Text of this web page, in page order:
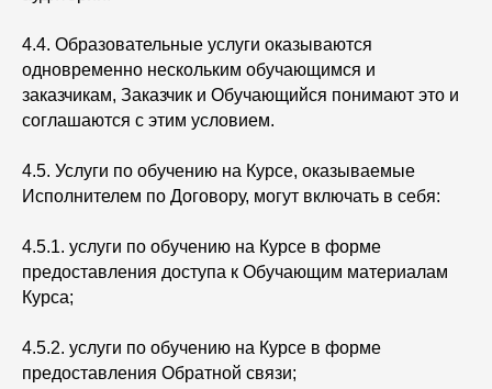
4.4. Образовательные услуги оказываются
одновременно нескольким обучающимся и
заказчикам, Заказчик и Обучающийся понимают это и
соглашаются с этим условием.
4.5. Услуги по обучению на Курсе, оказываемые
Исполнителем по Договору, могут включать в себя:
4.5.1. услуги по обучению на Курсе в форме
предоставления доступа к Обучающим материалам
Курса;
4.5.2. услуги по обучению на Курсе в форме
предоставления Обратной связи;